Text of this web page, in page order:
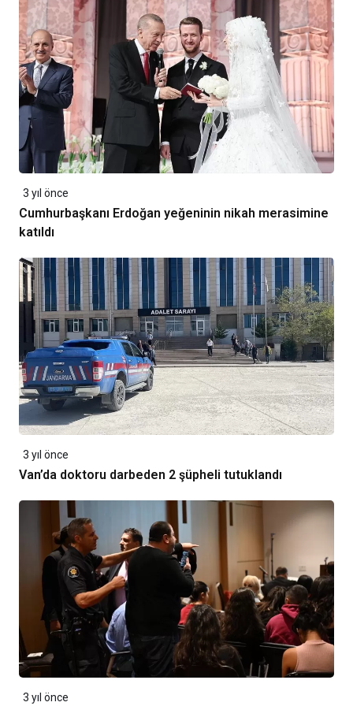
3 yıl önce
Cumhurbaşkanı Erdoğan yeğeninin nikah merasimine
katıldı
3 yıl önce
Van’da doktoru darbeden 2 şüpheli tutuklandı
3 yıl önce